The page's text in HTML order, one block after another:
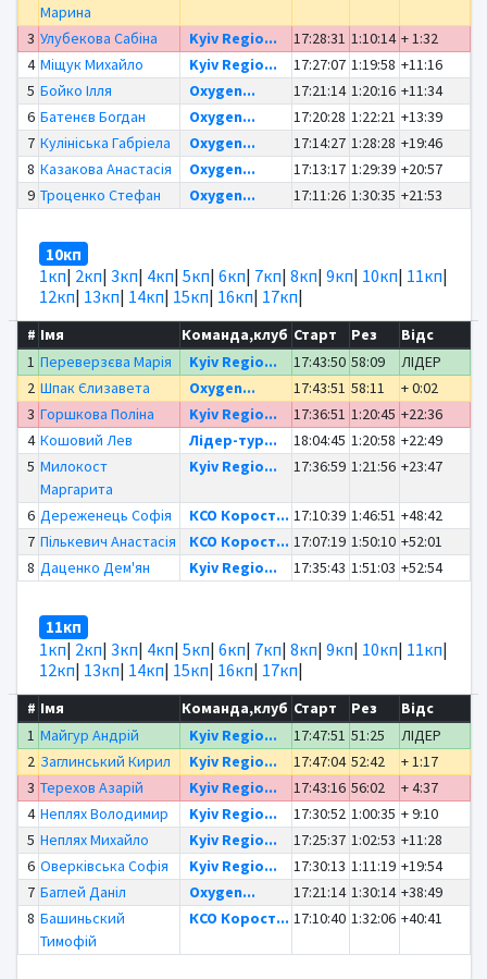
Марина
3 Улубекова Сабіна Kyiv Regio... 17:28:31 1:10:14 + 1:32
4 Міщук Михайло Kyiv Regio... 17:27:07 1:19:58 +11:16
5 Бойко Ілля Oxygen... 17:21:14 1:20:16 +11:34
6 Батенєв Богдан Oxygen... 17:20:28 1:22:21 +13:39
7 Кулініська Габріела Oxygen... 17:14:27 1:28:28 +19:46
8 Казакова Анастасія Oxygen... 17:13:17 1:29:39 +20:57
9 Троценко Стефан Oxygen... 17:11:26 1:30:35 +21:53
10кп
1кп| 2кп| 3кп| 4кп| 5кп| 6кп| 7кп| 8кп| 9кп| 10кп| 11кп|
12кп| 13кп| 14кп| 15кп| 16кп| 17кп|
# Імя Команда,клуб Старт Рез
Відс
1 Переверзєва Марія Kyiv Regio... 17:43:50 58:09
ЛІДЕР
2 Шпак Єлизавета Oxygen... 17:43:51 58:11
+ 0:02
3 Горшкова Поліна Kyiv Regio... 17:36:51 1:20:45 +22:36
4 Кошовий Лев Лідер-тур... 18:04:45 1:20:58 +22:49
5 Милокост
Маргарита
Kyiv Regio... 17:36:59 1:21:56 +23:47
6 Дереженець Софія КСО Корост... 17:10:39 1:46:51 +48:42
7 Пількевич Анастасія КСО Корост... 17:07:19 1:50:10 +52:01
8 Даценко Дем'ян Kyiv Regio... 17:35:43 1:51:03 +52:54
11кп
1кп| 2кп| 3кп| 4кп| 5кп| 6кп| 7кп| 8кп| 9кп| 10кп| 11кп|
12кп| 13кп| 14кп| 15кп| 16кп| 17кп|
# Імя Команда,клуб Старт Рез
Відс
1 Майгур Андрій Kyiv Regio... 17:47:51 51:25
ЛІДЕР
2 Заглинський Кирил Kyiv Regio... 17:47:04 52:42
+ 1:17
3 Терехов Азарій Kyiv Regio... 17:43:16 56:02
+ 4:37
4 Неплях Володимир Kyiv Regio... 17:30:52 1:00:35 + 9:10
5 Неплях Михайло Kyiv Regio... 17:25:37 1:02:53 +11:28
6 Оверківська Софія Kyiv Regio... 17:30:13 1:11:19 +19:54
7 Баглей Даніл Oxygen... 17:21:14 1:30:14 +38:49
8 Башиньский
Тимофій
КСО Корост... 17:10:40 1:32:06 +40:41